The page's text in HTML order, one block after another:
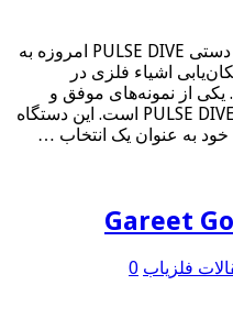
فلزیاب دستی PULSE DIVE فلزیاب دستی PULSE DIVE امروزه به
اشیاء فلزی در
از نمونه‌های موفق و
کارآمد در این زمینه، فلزیاب دستی PULSE DIVE است. این دستگاه
به عنوان یک انتخاب …
فلزیاب 0